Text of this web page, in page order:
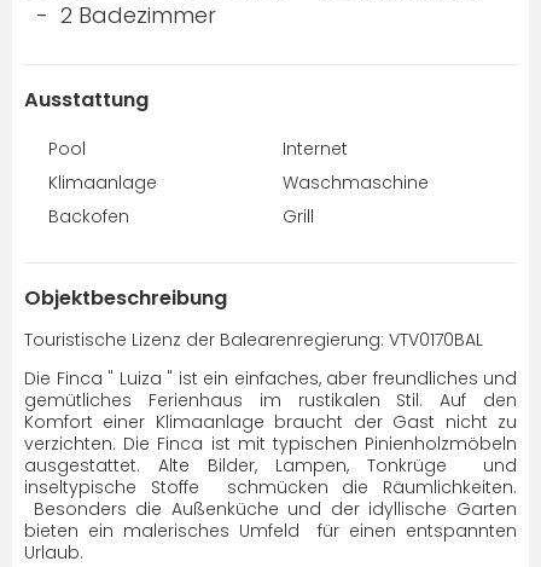
2 Badezimmer
Ausstattung
Pool
Internet
Klimaanlage
Waschmaschine
Backofen
Grill
Objektbeschreibung
Touristische Lizenz der Balearenregierung: VTV0170BAL
Die Finca " Luiza " ist ein einfaches, aber freundliches und
gemütliches Ferienhaus im rustikalen Stil. Auf den
Komfort einer Klimaanlage braucht der Gast nicht zu
verzichten. Die Finca ist mit typischen Pinienholzmöbeln
ausgestattet. Alte Bilder, Lampen, Tonkrüge und
inseltypische Stoffe schmücken die Räumlichkeiten.
Besonders die Außenküche und der idyllische Garten
bieten ein malerisches Umfeld für einen entspannten
Urlaub.